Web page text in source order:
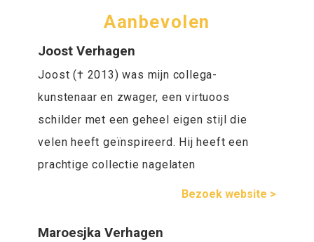
Aanbevolen
Joost Verhagen
Joost († 2013) was mijn collega-
kunstenaar en zwager, een virtuoos
schilder met een geheel eigen stijl die
velen heeft geïnspireerd. Hij heeft een
prachtige collectie nagelaten
Bezoek website >
Maroesjka Verhagen